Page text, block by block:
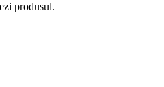
produsul.